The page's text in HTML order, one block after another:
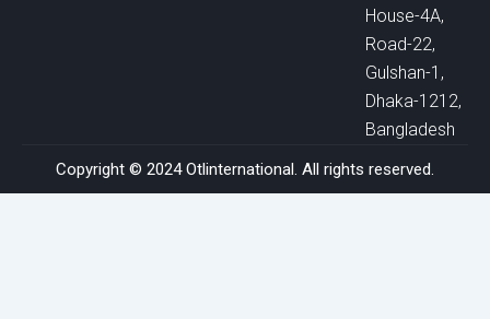
House-4A,
Road-22,
Gulshan-1,
Dhaka-1212,
Bangladesh
Copyright © 2024 Otlinternational. All rights reserved.